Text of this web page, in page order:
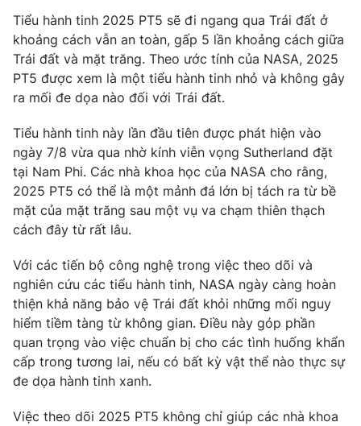
Phim VTV
Hậu trường
Nhân vật
Giải sao mai
Giải trí
Điện ảnh
Âm nhạc
Sao
Đời sống
Làm đẹp
Chất lượng cuộc sống
Giáo dục
Tuyển sinh
Học trực tuyến
Công nghệ
Hitech Công nghệ tương lai
Sản phẩm
Thị trường
Tư vấn
Giao lưu trực tuyến
Lịch phát sóng
Chuyên mục khác
Emagazine Podcast
Tiểu hành tinh 2025 PT5 sẽ đi ngang qua Trái đất ở
khoảng cách vẫn an toàn, gấp 5 lần khoảng cách giữa
Trái đất và mặt trăng. Theo ước tính của NASA, 2025
PT5 được xem là một tiểu hành tinh nhỏ và không gây
ra mối đe dọa nào đối với Trái đất.
Tiểu hành tinh này lần đầu tiên được phát hiện vào
ngày 7/8 vừa qua nhờ kính viễn vọng Sutherland đặt
tại Nam Phi. Các nhà khoa học của NASA cho rằng,
2025 PT5 có thể là một mảnh đá lớn bị tách ra từ bề
mặt của mặt trăng sau một vụ va chạm thiên thạch
cách đây từ rất lâu.
Với các tiến bộ công nghệ trong việc theo dõi và
nghiên cứu các tiểu hành tinh, NASA ngày càng hoàn
thiện khả năng bảo vệ Trái đất khỏi những mối nguy
hiểm tiềm tàng từ không gian. Điều này góp phần
quan trọng vào việc chuẩn bị cho các tình huống khẩn
cấp trong tương lai, nếu có bất kỳ vật thể nào thực sự
đe dọa hành tinh xanh.
Việc theo dõi 2025 PT5 không chỉ giúp các nhà khoa